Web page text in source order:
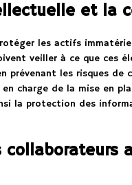
et la
les actifs
veiller à ce que ces
prévenant les risques de
charge de la mise en
la protection des